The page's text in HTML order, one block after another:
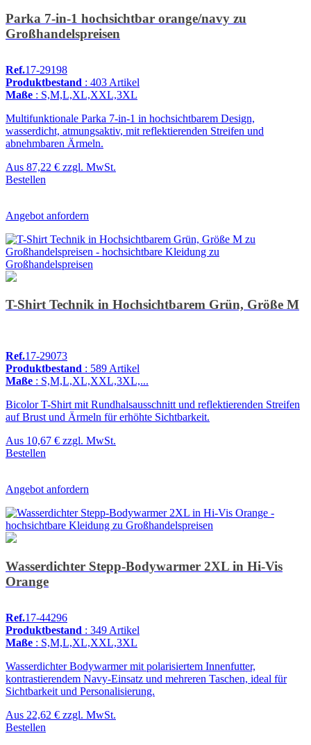
Parka 7-in-1 hochsichtbar orange/navy zu
Großhandelspreisen
Ref.17-29198
Produktbestand : 403 Artikel
Maße : S,M,L,XL,XXL,3XL
Multifunktionale Parka 7-in-1 in hochsichtbarem Design,
wasserdicht, atmungsaktiv, mit reflektierenden Streifen und
abnehmbaren Ärmeln.
Aus 87,22 € zzgl. MwSt.
Bestellen
Angebot anfordern
T-Shirt Technik in Hochsichtbarem Grün, Größe M
Ref.17-29073
Produktbestand : 589 Artikel
Maße : S,M,L,XL,XXL,3XL,...
Bicolor T-Shirt mit Rundhalsausschnitt und reflektierenden Streifen
auf Brust und Ärmeln für erhöhte Sichtbarkeit.
Aus 10,67 € zzgl. MwSt.
Bestellen
Angebot anfordern
Wasserdichter Stepp-Bodywarmer 2XL in Hi-Vis
Orange
Ref.17-44296
Produktbestand : 349 Artikel
Maße : S,M,L,XL,XXL,3XL
Wasserdichter Bodywarmer mit polarisiertem Innenfutter,
kontrastierendem Navy-Einsatz und mehreren Taschen, ideal für
Sichtbarkeit und Personalisierung.
Aus 22,62 € zzgl. MwSt.
Bestellen